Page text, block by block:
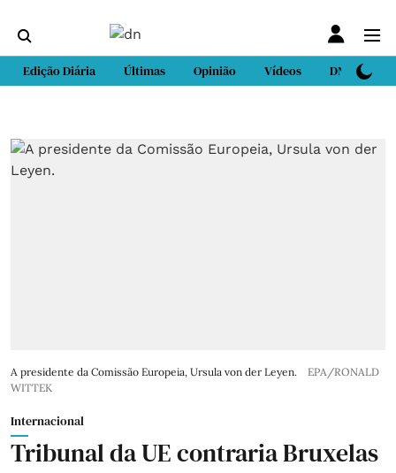
Edição Diária Últimas Opinião Vídeos DN Sport
A presidente da Comissão Europeia, Ursula von der Leyen.
EPA/RONALD
WITTEK
Internacional
Tribunal da UE contraria Bruxelas